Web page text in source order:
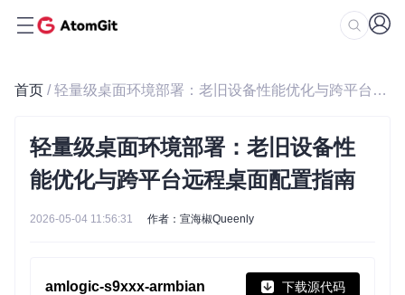
首页 / 轻量级桌面环境部署：老旧设备性能优化与跨平台远程桌面配置指南
轻量级桌面环境部署：老旧设备性
能优化与跨平台远程桌面配置指南
2026-05-04 11:56:31 作者：宣海椒Queenly
amlogic-s9xxx-armbian 下载源代码